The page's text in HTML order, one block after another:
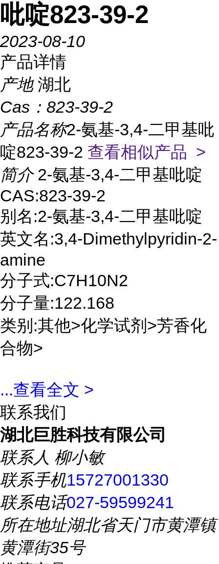
吡啶823-39-2
2023-08-10
产品详情
产地 湖北
Cas： 823-39-2
产品名称2-氨基-3,4-二甲基吡
啶823-39-2 查看相似产品 >
简介 2-氨基-3,4-二甲基吡啶
CAS:823-39-2
别名:2-氨基-3,4-二甲基吡啶
英文名:3,4-Dimethylpyridin-2-
amine
分子式:C7H10N2
分子量:122.168
类别:其他>化学试剂>芳香化
合物>
...查看全文 >
联系我们
湖北巨胜科技有限公司
联系人 柳小敏
联系手机15727001330
联系电话027-59599241
所在地址湖北省天门市黄潭镇
黄潭街35号